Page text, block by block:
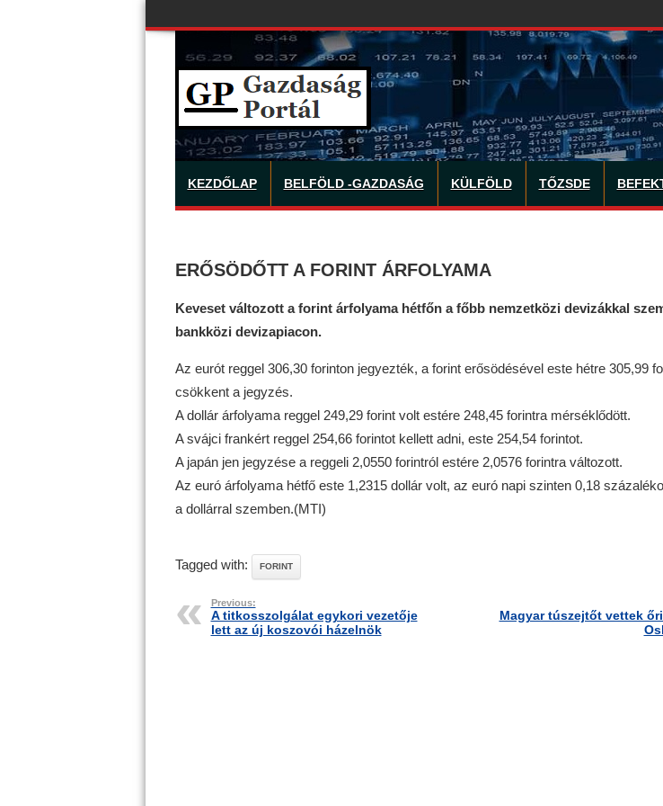
KEZDŐLAP BELFÖLD -GAZDASÁG KÜLFÖLD TŐZSDE
ERŐSÖDŐTT A FORINT ÁRFOLYAMA
Keveset változott a forint árfolyama hétfőn a főbb nemzetközi devizákkal
bankközi devizapiacon.
Az eurót reggel 306,30 forinton jegyezték, a forint erősödésével este hétre 305,99
csökkent a jegyzés.
A dollár árfolyama reggel 249,29 forint volt estére 248,45 forintra mérséklődött.
A svájci frankért reggel 254,66 forintot kellett adni, este 254,54 forintot.
A japán jen jegyzése a reggeli 2,0550 forintról estére 2,0576 forintra változott.
Az euró árfolyama hétfő este 1,2315 dollár volt, az euró napi szinten 0,18
a dollárral szemben.(MTI)
Tagged with: FORINT
Previous:
A titkosszolgálat egykori vezetője
lett az új koszovói házelnök
Magyar túszejtőt vettek